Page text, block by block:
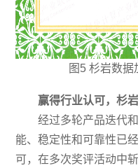
图5 杉岩数
赢得行业认可，杉
经过多轮产品迭代
能、稳定性和可靠性已
可，在多次奖评活动中斩